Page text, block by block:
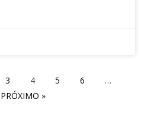
3 4 5 6
…
PRÓXIMO »